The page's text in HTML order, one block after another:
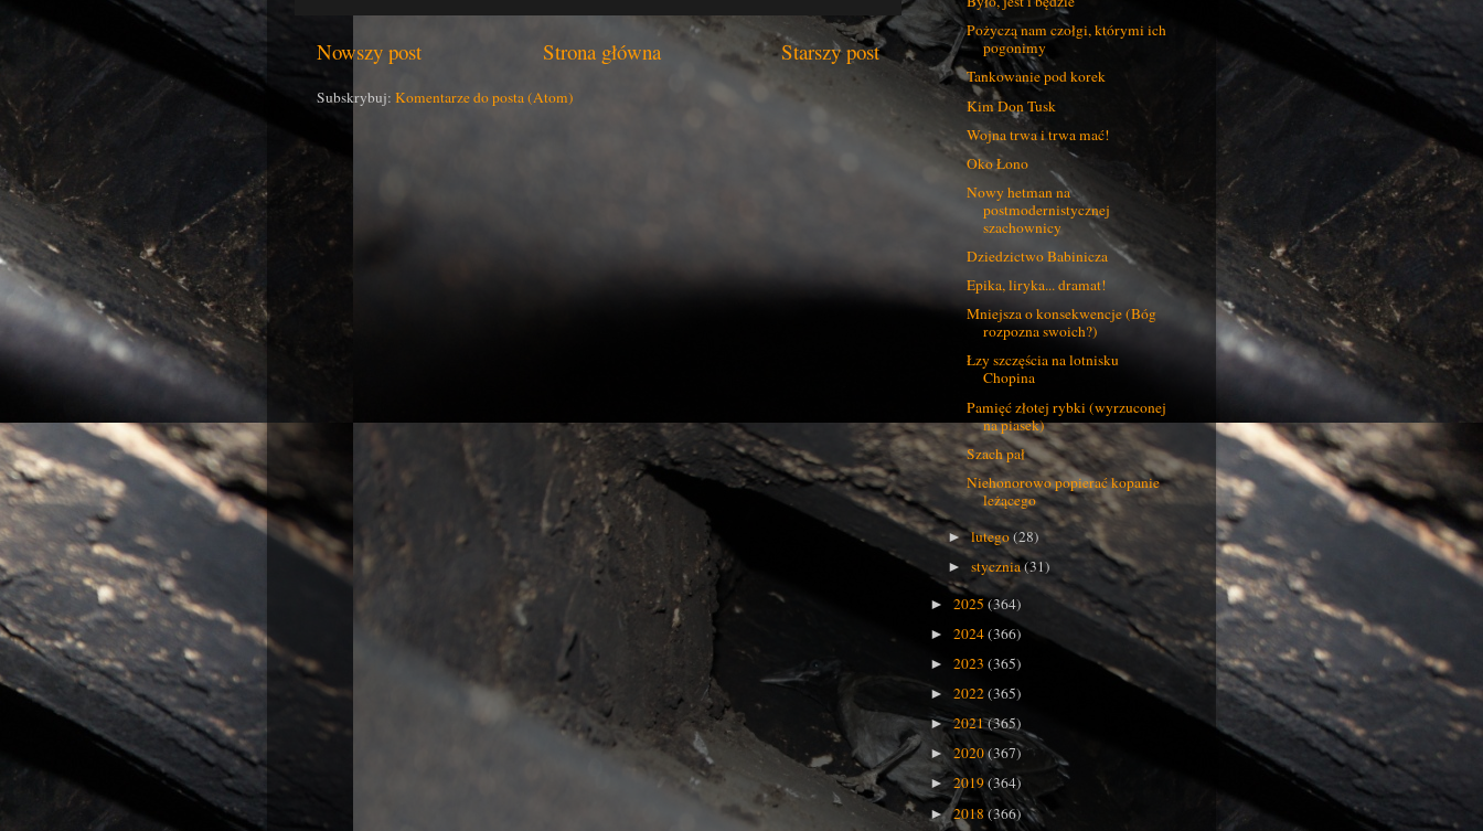
Nowszy post Starszy post
Strona główna
Subskrybuj: Komentarze do posta (Atom)
Pożyczą nam czołgi, którymi ich
pogonimy
Tankowanie pod korek
Kim Don Tusk
Wojna trwa i trwa mać!
Oko Łono
Nowy hetman na
postmodernistycznej
szachownicy
Dziedzictwo Babinicza
Epika, liryka... dramat!
Mniejsza o konsekwencje (Bóg
rozpozna swoich?)
Łzy szczęścia na lotnisku
Chopina
Pamięć złotej rybki (wyrzuconej
na piasek)
Szach pał
Niehonorowo popierać kopanie
leżącego
►lutego(28)
►stycznia(31)
► 2025 (364)
► 2024(366)
► 2023 (365)
► 2022(365)
►2021(365)
►2020(367)
► 2019(364)
►2018(366)